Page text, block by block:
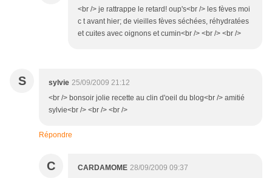
<br /> je rattrappe le retard! oup's<br /> les fèves moi
c t avant hier; de vieilles fèves séchées, réhydratées
et cuites avec oignons et cumin<br /> <br /> <br />
S sylvie 25/09/2009 21:12
<br /> bonsoir jolie recette au clin d'oeil du blog<br /> amitié
sylvie<br /> <br /> <br />
Répondre
C CARDAMOME 28/09/2009 09:37